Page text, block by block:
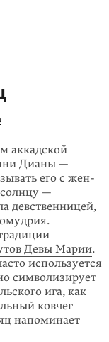
аккадской
Дианы —
его с жен­
—
девственницей,
Девы Марии.
используется
символизирует
ига, как
ковчег
напоминает